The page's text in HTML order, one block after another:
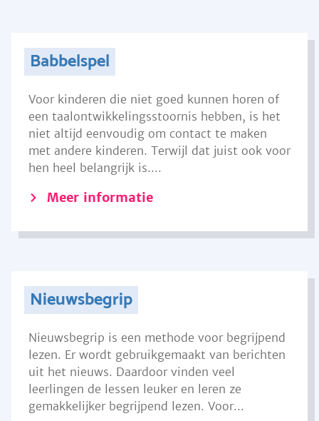
Babbelspel
Voor kinderen die niet goed kunnen horen of
een taalontwikkelingsstoornis hebben, is het
niet altijd eenvoudig om contact te maken
met andere kinderen. Terwijl dat juist ook voor
hen heel belangrijk is....
Meer informatie
Nieuwsbegrip
Nieuwsbegrip is een methode voor begrijpend
lezen. Er wordt gebruikgemaakt van berichten
uit het nieuws. Daardoor vinden veel
leerlingen de lessen leuker en leren ze
gemakkelijker begrijpend lezen. Voor...